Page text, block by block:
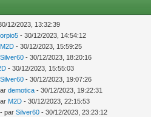
12/2023, 13:32:39
- 30/12/2023, 14:54:12
M2D - 30/12/2023, 15:59:25
Silver60 - 30/12/2023, 18:20:16
- 30/12/2023, 15:55:03
Silver60 - 30/12/2023, 19:07:26
demotica - 30/12/2023, 19:22:31
M2D - 30/12/2023, 22:15:53
- parSilver60 - 30/12/2023, 23:23:12